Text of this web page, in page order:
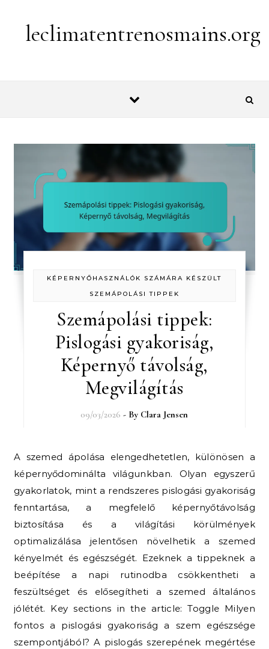
leclimatentrenosmains.org
KÉPERNYŐHASZNÁLÓK SZÁMÁRA KÉSZÜLT
SZEMÁPOLÁSI TIPPEK
Szemápolási tippek:
Pislogási gyakoriság,
Képernyő távolság,
Megvilágítás
09/03/2026 - By Clara Jensen
A szemed ápolása elengedhetetlen, különösen a
képernyődominálta világunkban. Olyan egyszerű
gyakorlatok, mint a rendszeres pislogási gyakoriság
fenntartása, a megfelelő képernyőtávolság
biztosítása és a világítási körülmények
optimalizálása jelentősen növelhetik a szemed
kényelmét és egészségét. Ezeknek a tippeknek a
beépítése a napi rutinodba csökkentheti a
feszültséget és elősegítheti a szemed általános
jólétét. Key sections in the article: Toggle Milyen
fontos a pislogási gyakoriság a szem egészsége
szempontjából? A pislogás szerepének megértése